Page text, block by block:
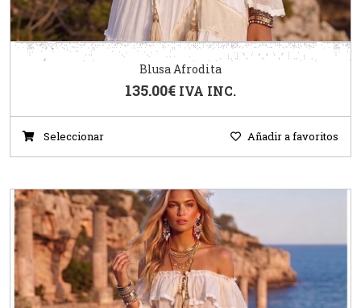
Blusa Afrodita
135.00€ IVA INC.
Seleccionar Añadir a favoritos